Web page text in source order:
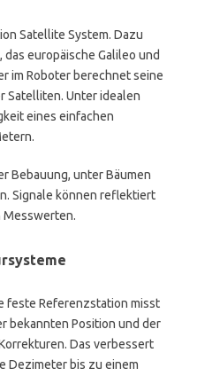
Satellite System. Dazu
das europäische Galileo und
im Roboter berechnet seine
Satelliten. Unter idealen
eines einfachen
Bebauung, unter Bäumen
Signale können reflektiert
Messwerten.
feste Referenzstation misst
bekannten Position und der
Das verbessert
Dezimeter bis zu einem